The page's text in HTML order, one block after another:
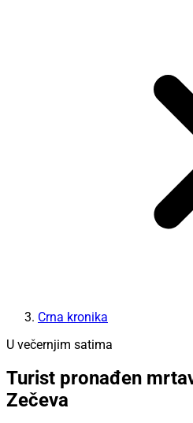
Crna kronika
U večernjim satima
Turist pronađen
Zečeva